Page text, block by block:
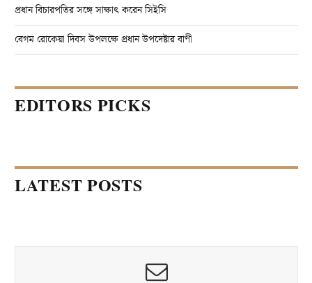
প্রধান বিচারপতির সঙ্গে সাক্ষাৎ করেন সিইসি
বেগম রোকেয়া দিবস উপলক্ষে প্রধান উপদেষ্টার বাণী
EDITORS PICKS
LATEST POSTS